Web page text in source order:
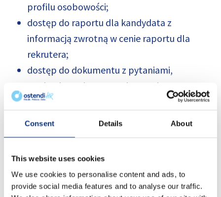
Consent Details About
This website uses cookies
We use cookies to personalise content and ads, to
provide social media features and to analyse our traffic.
profilu osobowości;
dostęp do raportu dla kandydata z
informacją zwrotną w cenie raportu dla
rekrutera;
dostęp do dokumentu z pytaniami,
wspierającymi proces rekrutacyjny wraz ze
wskazówkami diagnostycznymi;
otrzymanie możliwości wygenerowania 2
2 godziny bezpłatnych konsultacji, z których
można skorzystać do 12 miesięcy od